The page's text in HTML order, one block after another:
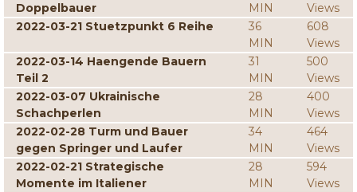
Doppelbauer
MIN
Views
2022-03-21 Stuetzpunkt 6 Reihe
36
MIN
608
Views
2022-03-14 Haengende Bauern
Teil 2
31
MIN
500
Views
2022-03-07 Ukrainische
Schachperlen
28
MIN
400
Views
2022-02-28 Turm und Bauer
gegen Springer und Laufer
34
MIN
464
Views
2022-02-21 Strategische
Momente im Italiener
28
MIN
594
Views